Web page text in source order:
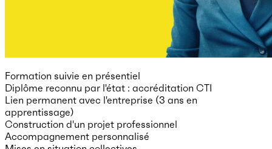
Formation suivie en présentiel
Diplôme reconnu par l'état : accréditation CTI
Lien permanent avec l'entreprise (3 ans en
apprentissage)
Construction d'un projet professionnel
Accompagnement personnalisé